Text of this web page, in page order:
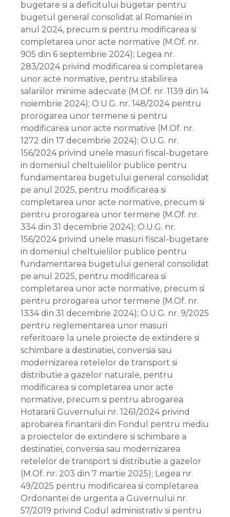
bugetare si a deficitului bugetar pentru
bugetul general consolidat al Romaniei in
anul 2024, precum si pentru modificarea si
completarea unor acte normative (M.Of. nr.
905 din 6 septembrie 2024); Legea nr.
283/2024 privind modificarea si completarea
unor acte normative, pentru stabilirea
salariilor minime adecvate (M.Of. nr. 1139 din 14
noiembrie 2024); O.U.G. nr. 148/2024 pentru
prorogarea unor termene si pentru
modificarea unor acte normative (M.Of. nr.
1272 din 17 decembrie 2024); O.U.G. nr.
156/2024 privind unele masuri fiscal-bugetare
in domeniul cheltuielilor publice pentru
fundamentarea bugetului general consolidat
pe anul 2025, pentru modificarea si
completarea unor acte normative, precum si
pentru prorogarea unor termene (M.Of. nr.
334 din 31 decembrie 2024); O.U.G. nr.
156/2024 privind unele masuri fiscal-bugetare
in domeniul cheltuielilor publice pentru
fundamentarea bugetului general consolidat
pe anul 2025, pentru modificarea si
completarea unor acte normative, precum si
pentru prorogarea unor termene (M.Of. nr.
1334 din 31 decembrie 2024); O.U.G. nr. 9/2025
pentru reglementarea unor masuri
referitoare la unele proiecte de extindere si
schimbare a destinatiei, conversia sau
modernizarea retelelor de transport si
distributie a gazelor naturale, pentru
modificarea si completarea unor acte
normative, precum si pentru abrogarea
Hotararii Guvernului nr. 1261/2024 privind
aprobarea finantarii din Fondul pentru mediu
a proiectelor de extindere si schimbare a
destinatiei, conversia sau modernizarea
retelelor de transport si distributie a gazelor
(M.Of. nr. 203 din 7 martie 2025); Legea nr.
49/2025 pentru modificarea si completarea
Ordonantei de urgenta a Guvernului nr.
57/2019 privind Codul administrativ si pentru